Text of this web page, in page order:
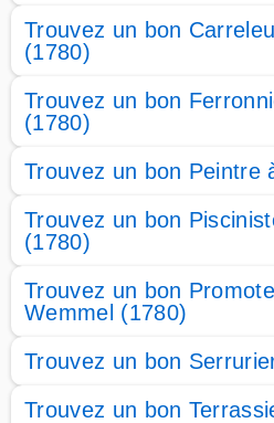
Trouvez un bon
(1780)
Trouvez un bon
(1780)
Trouvez un bon Peintre
Trouvez un bon
(1780)
Trouvez un bon
Wemmel (1780)
Trouvez un bon
Trouvez un bon